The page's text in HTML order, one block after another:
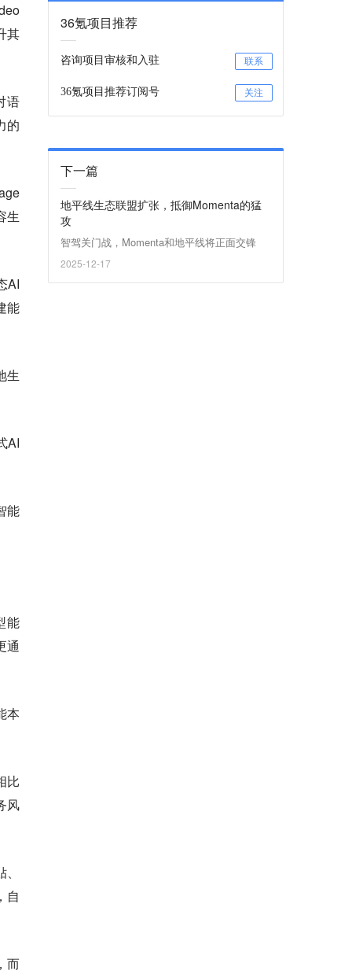
其
语
的
生
AI
能
生
AI
能
能
通
本
比
风
自
而
36氪项目推荐
咨询项目审核和入驻 联系
36氪项目推荐订阅号 关注
下一篇
地平线生态联盟扩张，抵御Momenta的猛
攻
智驾关门战，Momenta和地平线将正面交锋
2025-12-17